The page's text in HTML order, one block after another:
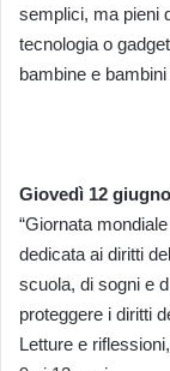
semplici, ma pieni
tecnologia o
bambine e
Giovedì 12 giugno
“Giornata
dedicata ai diritti
scuola, di sogni e
proteggere i diritti
Letture e